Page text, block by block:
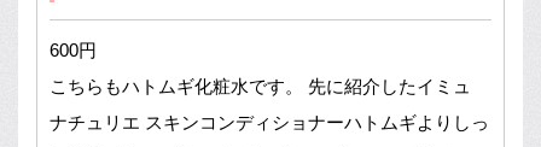
600円
こちらもハトムギ化粧水です。 先に紹介したイミュ
ナチュリエ スキンコンディショナーハトムギよりしっ